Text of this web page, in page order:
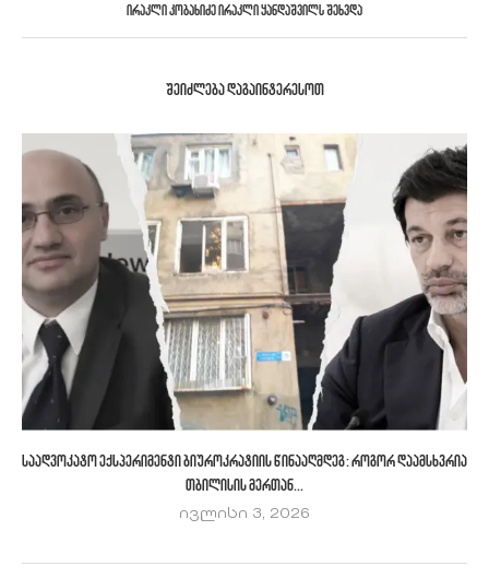
ირაკლი კობახიძე ირაკლი ყანდაშვილს შეხვდა
ᲨᲔᲘᲫᲚᲔᲑᲐ ᲓᲐᲒᲐᲘᲜᲢᲔᲠᲔᲡᲝᲗ
საადვოკატო ექსპერიმენტი ბიუროკრატიის წინააღმდეგ: როგორ დაამსხვრია
თბილისის მერთან...
ივლისი 3, 2026